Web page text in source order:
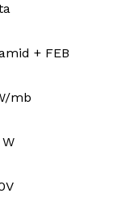
+ FEB
mb